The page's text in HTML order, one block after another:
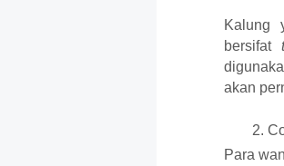
Kalung
bersifat
akan
Para